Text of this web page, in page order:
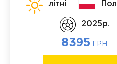
літні
2025p.
8395 ГРН.